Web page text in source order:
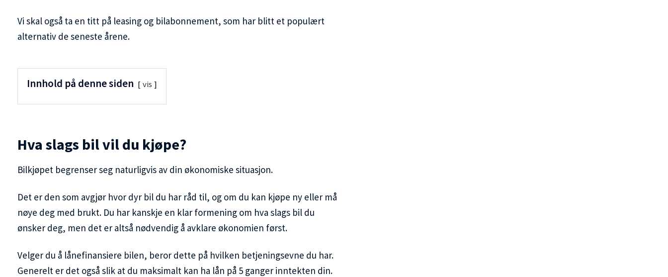
Vi skal også ta en titt på leasing og bilabonnement, som har blitt et populært
alternativ de seneste årene.
Innhold på denne siden vis
Hva slags bil vil du kjøpe?
Bilkjøpet begrenser seg naturligvis av din økonomiske situasjon.
Det er den som avgjør hvor dyr bil du har råd til, og om du kan kjøpe ny eller må
nøye deg med brukt. Du har kanskje en klar formening om hva slags bil du
ønsker deg, men det er altså nødvendig å avklare økonomien først.
Velger du å lånefinansiere bilen, beror dette på hvilken betjeningsevne du har.
Generelt er det også slik at du maksimalt kan ha lån på 5 ganger inntekten din.